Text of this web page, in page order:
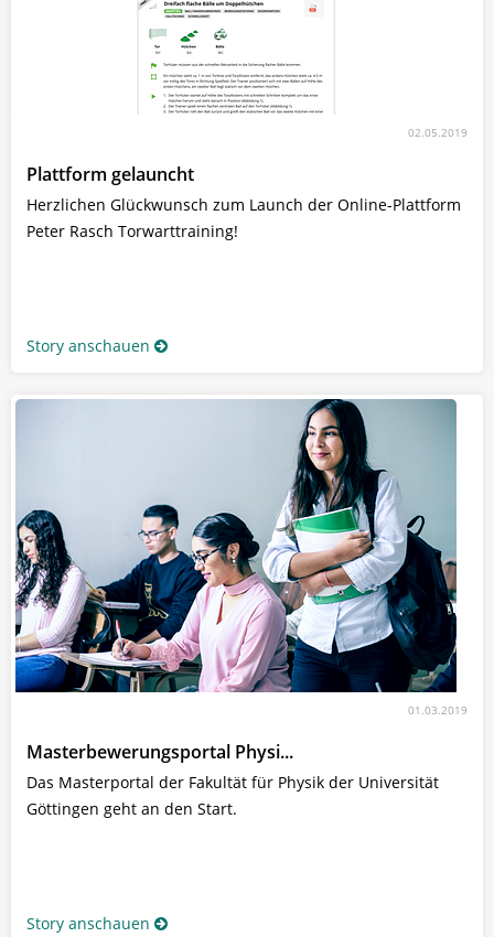
02.05.2019
Plattform gelauncht
Herzlichen Glückwunsch zum Launch der Online-Plattform
Peter Rasch Torwarttraining!
Story anschauen
01.03.2019
Masterbewerungsportal Physi...
Das Masterportal der Fakultät für Physik der Universität
Göttingen geht an den Start.
Story anschauen